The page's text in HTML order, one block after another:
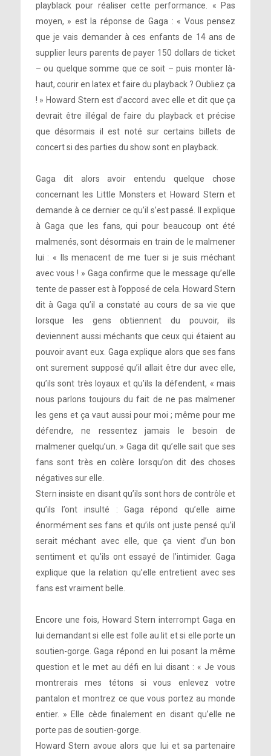
playblack pour réaliser cette performance. « Pas
moyen, » est la réponse de Gaga : « Vous pensez
que je vais demander à ces enfants de 14 ans de
supplier leurs parents de payer 150 dollars de ticket
– ou quelque somme que ce soit – puis monter là-
haut, courir en latex et faire du playback ? Oubliez ça
! » Howard Stern est d’accord avec elle et dit que ça
devrait être illégal de faire du playback et précise
que désormais il est noté sur certains billets de
concert si des parties du show sont en playback.
Gaga dit alors avoir entendu quelque chose
concernant les Little Monsters et Howard Stern et
demande à ce dernier ce qu’il s’est passé. Il explique
à Gaga que les fans, qui pour beaucoup ont été
malmenés, sont désormais en train de le malmener
lui : « Ils menacent de me tuer si je suis méchant
avec vous ! » Gaga confirme que le message qu’elle
tente de passer est à l’opposé de cela. Howard Stern
dit à Gaga qu’il a constaté au cours de sa vie que
lorsque les gens obtiennent du pouvoir, ils
deviennent aussi méchants que ceux qui étaient au
pouvoir avant eux. Gaga explique alors que ses fans
ont surement supposé qu’il allait être dur avec elle,
qu’ils sont très loyaux et qu’ils la défendent, « mais
nous parlons toujours du fait de ne pas malmener
les gens et ça vaut aussi pour moi ; même pour me
défendre, ne ressentez jamais le besoin de
malmener quelqu’un. » Gaga dit qu’elle sait que ses
fans sont très en colère lorsqu’on dit des choses
négatives sur elle.
Stern insiste en disant qu’ils sont hors de contrôle et
qu’ils l’ont insulté : Gaga répond qu’elle aime
énormément ses fans et qu’ils ont juste pensé qu’il
serait méchant avec elle, que ça vient d’un bon
sentiment et qu’ils ont essayé de l’intimider. Gaga
explique que la relation qu’elle entretient avec ses
fans est vraiment belle.
Encore une fois, Howard Stern interrompt Gaga en
lui demandant si elle est folle au lit et si elle porte un
soutien-gorge. Gaga répond en lui posant la même
question et le met au défi en lui disant : « Je vous
montrerais mes tétons si vous enlevez votre
pantalon et montrez ce que vous portez au monde
entier. » Elle cède finalement en disant qu’elle ne
porte pas de soutien-gorge.
Howard Stern avoue alors que lui et sa partenaire